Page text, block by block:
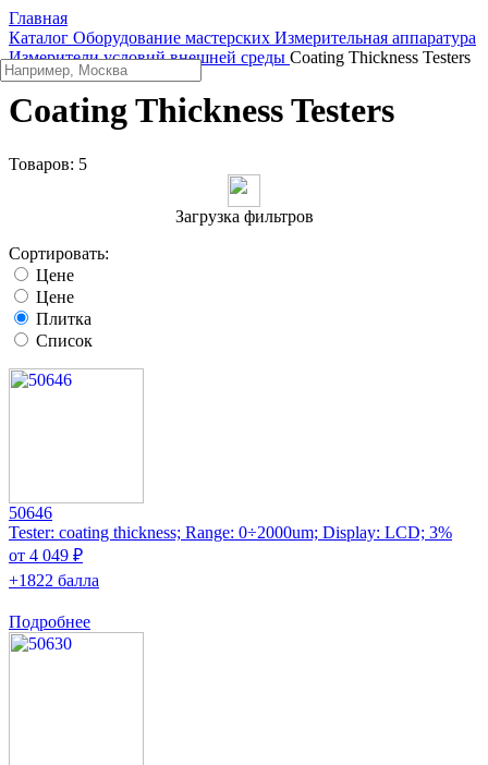
Главная
Каталог Оборудование мастерских Измерительная аппаратура
Измерители условий внешней среды Coating Thickness Testers
Coating Thickness Testers
Товаров: 5
Загрузка фильтров
Сортировать:
Цене
Цене
Плитка
Список
50646
Tester: coating thickness; Range: 0÷2000um; Display: LCD; 3%
от 4 049 ₽
+1822 балла
Подробнее